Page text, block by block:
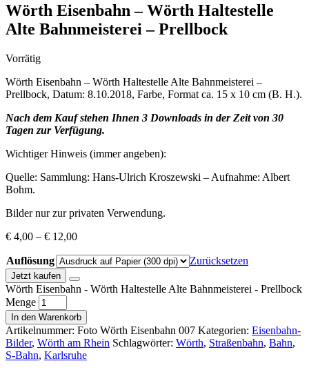
Wörth Eisenbahn – Wörth Haltestelle
Alte Bahnmeisterei – Prellbock
Vorrätig
Wörth Eisenbahn – Wörth Haltestelle Alte Bahnmeisterei –
Prellbock, Datum: 8.10.2018, Farbe, Format ca. 15 x 10 cm (B. H.).
Nach dem Kauf stehen Ihnen 3 Downloads in der Zeit von 30
Tagen zur Verfügung.
Wichtiger Hinweis (immer angeben):
Quelle: Sammlung: Hans-Ulrich Kroszewski – Aufnahme: Albert
Bohm.
Bilder nur zur privaten Verwendung.
€ 4,00 – € 12,00
Auflösung Zurücksetzen
Jetzt kaufen
Wörth Eisenbahn - Wörth Haltestelle Alte Bahnmeisterei - Prellbock
Menge
In den Warenkorb
Artikelnummer: Foto Wörth Eisenbahn 007 Kategorien: Eisenbahn-
Bilder, Wörth am Rhein Schlagwörter: Wörth, Straßenbahn, Bahn,
S-Bahn, Karlsruhe